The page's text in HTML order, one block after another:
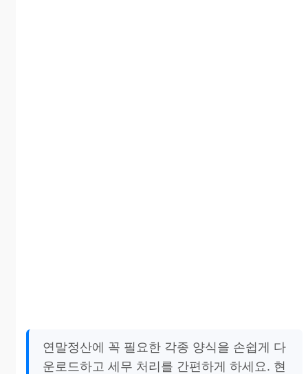
연말정산에 꼭 필요한 각종 양식을 손쉽게 다
운로드하고 세무 처리를 간편하게 하세요. 현